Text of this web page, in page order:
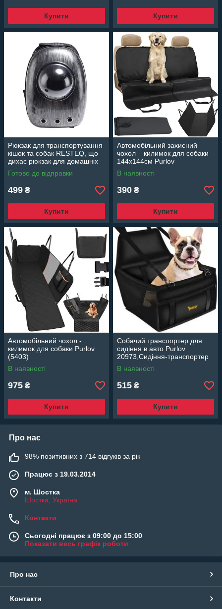
Купити Купити
Рюкзак для транспортування
кішок та собак RESTEQ, що
дихає рюкзак для домашніх
тварин з ілюмінатором
Готово до відправки
499 ₴
Купити
Автомобільний захисний
чохол – килимок для собаки
144х144см Purlov
В наявності
390 ₴
Купити
Автомобільний чохол -
килимок для собаки Purlov
(5403)
В наявності
975 ₴
Купити
Собачий транспортер для
сидіння в авто Purlov
20973,Сидіння-транспортер
для тварин
В наявності
515 ₴
Купити
Про нас
98% позитивних з 714 відгуків за рік
Працює з 19.03.2014
м. Шостка
Шостка, Україна
Контакти
Сьогодні працює з 09:00 до 15:00
Показати весь графік роботи
Про нас
Контакти